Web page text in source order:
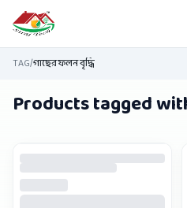
Skip to main content
TAG/গাছের ফলন বৃদ্ধি
Products tagged